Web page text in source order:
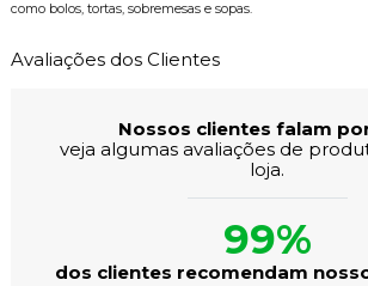
como bolos, tortas, sobremesas e sopas.
Avaliações dos Clientes
Nossos clientes falam
veja algumas avaliações de
loja.
99%
dos clientes recomendam